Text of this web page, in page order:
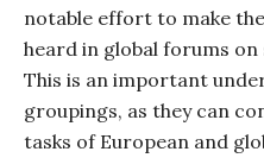
notable effort to make
heard in global forums
This is an important
groupings, as they can
tasks of European and